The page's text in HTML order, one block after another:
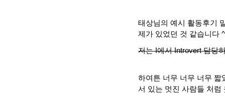
태상님의 예시 활동후기
제가 있었던 것 같습니다
저는I에서Introvert담당
하여튼 너무 너무 너무 짧
서 있는 멋진 사람들 처럼